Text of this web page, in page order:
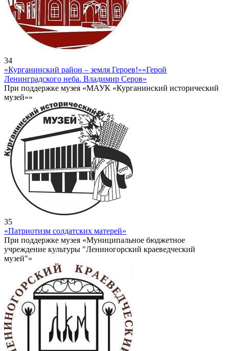
34
«Курганинский район – земля Героев!»«Герой
Ленинградского неба. Владимир Серов»
При поддержке музея «МАУК «Курганинский исторический
музей»»
35
«Патриотизм солдатских матерей»
При поддержке музея «Муниципальное бюджетное
учреждение культуры "Лениногорский краеведческий
музей"»